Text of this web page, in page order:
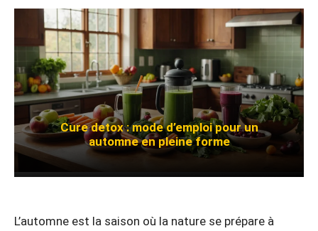
Cure detox : mode d’emploi pour un
automne en pleine forme
L’automne est la saison où la nature se prépare à